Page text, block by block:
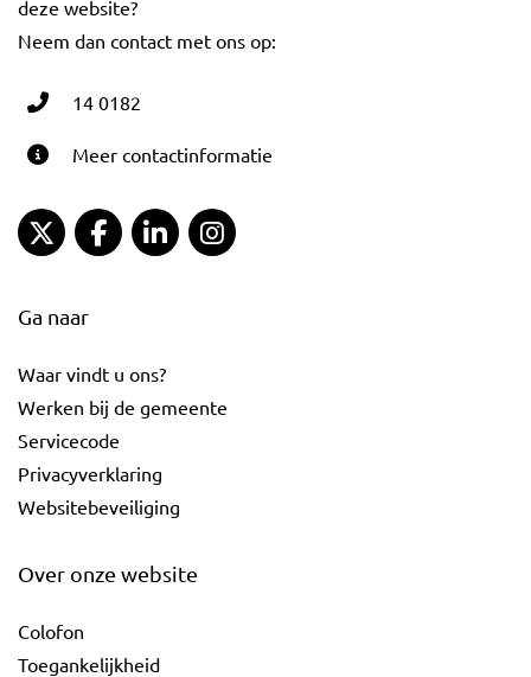
deze website?
Neem dan contact met ons op:
14 0182
Meer contactinformatie
Gemeente Gouda Twitter
Gemeente Gouda Facebook
Gemeente Gouda LinkedIn
Ga naar
Waar vindt u ons?
Werken bij de gemeente
Servicecode
Privacyverklaring
Websitebeveiliging
Over onze website
Colofon
Toegankelijkheid